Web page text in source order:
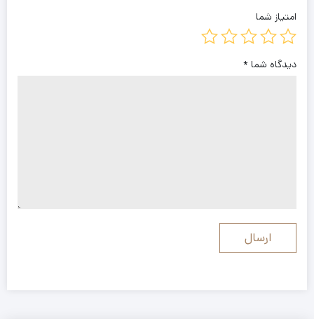
امتیاز شما
دیدگاه شما *